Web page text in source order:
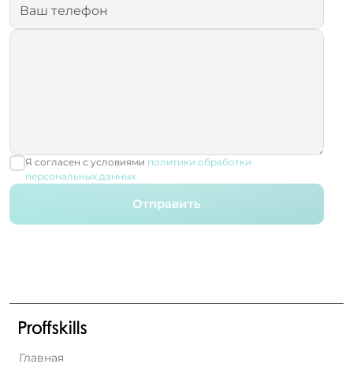
Я согласен с условиями политики обработки
персональных данных
Отправить
Главная